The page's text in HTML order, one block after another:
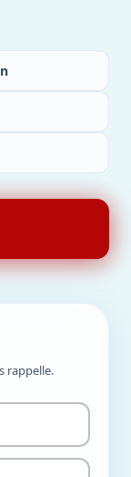
rappelle.